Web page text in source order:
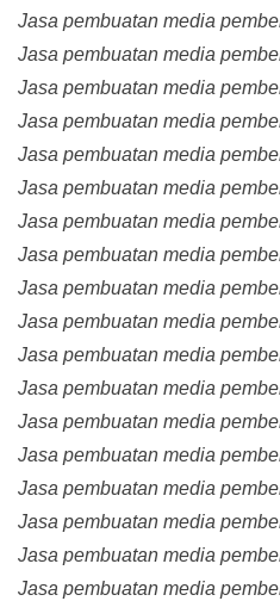
Jasa pembuatan media
Jasa pembuatan media
Jasa pembuatan media
Jasa pembuatan media
Jasa pembuatan media
Jasa pembuatan media
Jasa pembuatan media
Jasa pembuatan media
Jasa pembuatan media
Jasa pembuatan media
Jasa pembuatan media
Jasa pembuatan media
Jasa pembuatan media
Jasa pembuatan media
Jasa pembuatan media
Jasa pembuatan media
Jasa pembuatan media
Jasa pembuatan media